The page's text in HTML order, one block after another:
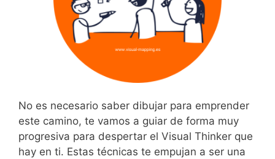
No es necesario saber dibujar para emprender
este camino, te vamos a guiar de forma muy
progresiva para despertar el Visual Thinker que
hay en ti. Estas técnicas te empujan a ser una